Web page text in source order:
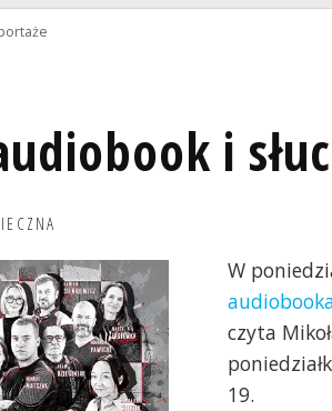
i
W
czyta
19.